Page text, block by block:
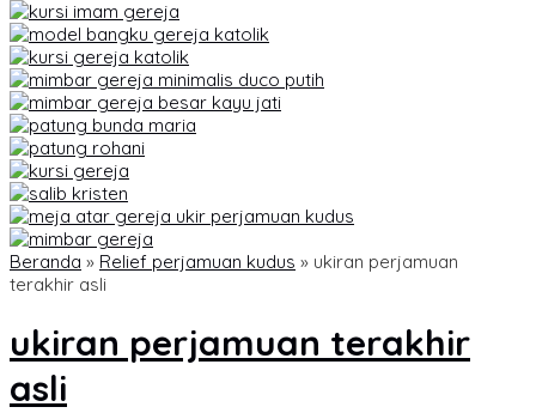
Beranda » Relief perjamuan kudus » ukiran perjamuan
terakhir asli
ukiran perjamuan terakhir
asli